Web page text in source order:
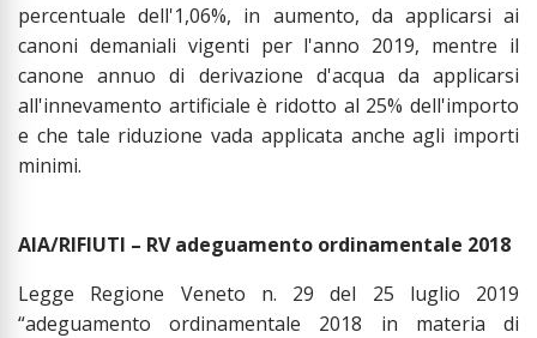
percentuale dell'1,06%, in aumento, da applicarsi ai
canoni demaniali vigenti per l'anno 2019, mentre il
canone annuo di derivazione d'acqua da applicarsi
all'innevamento artificiale è ridotto al 25% dell'importo
e che tale riduzione vada applicata anche agli importi
minimi.
AIA/RIFIUTI – RV adeguamento ordinamentale 2018
Legge Regione Veneto n. 29 del 25 luglio 2019
“adeguamento ordinamentale 2018 in materia di